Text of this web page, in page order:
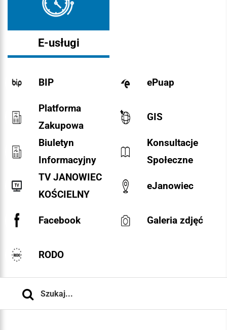
E-usługi
BIP ePuap
Platforma
Zakupowa
GIS
Biuletyn
Informacyjny
Konsultacje
Społeczne
TV JANOWIEC
KOŚCIELNY
eJanowiec
Facebook Galeria zdjęć
RODO